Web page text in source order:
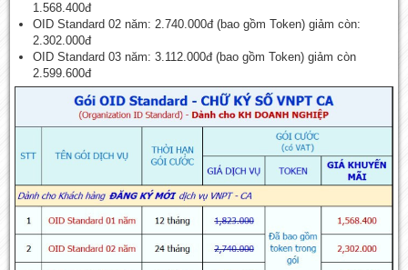
1.568.400đ
OID Standard 02 năm: 2.740.000đ (bao gồm Token) giảm còn:
2.302.000đ
OID Standard 03 năm: 3.112.000đ (bao gồm Token) giảm còn
2.599.600đ